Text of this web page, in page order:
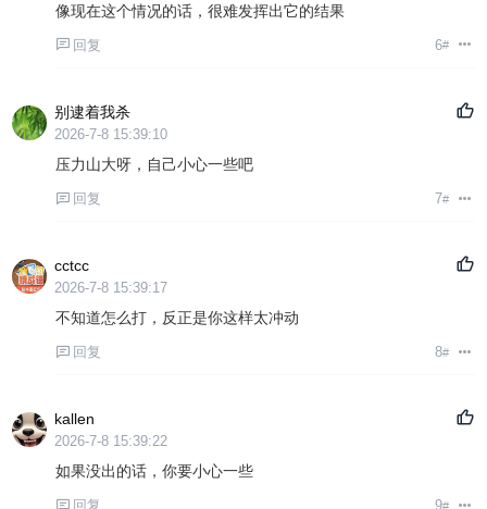
像现在这个情况的话，很难发挥出它的结果
回复 6#
别逮着我杀
2026-7-8 15:39:10
压力山大呀，自己小心一些吧
回复 7#
cctcc
2026-7-8 15:39:17
不知道怎么打，反正是你这样太冲动
回复 8#
kallen
2026-7-8 15:39:22
如果没出的话，你要小心一些
回复 9#